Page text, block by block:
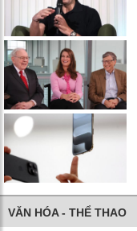
VĂN HÓA - THỂ THAO